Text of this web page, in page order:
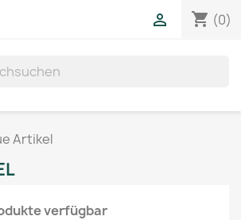
shopping_cart (0)

Artikel
verfügbar